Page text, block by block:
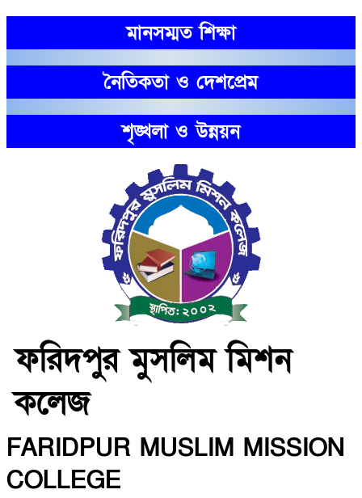
মানসম্মত শিক্ষা
নৈতিকতা ও দেশপ্রেম
শৃঙ্খলা ও উন্নয়ন
ফরিদপুর মুসলিম মিশন
কলেজ
FARIDPUR MUSLIM MISSION
COLLEGE